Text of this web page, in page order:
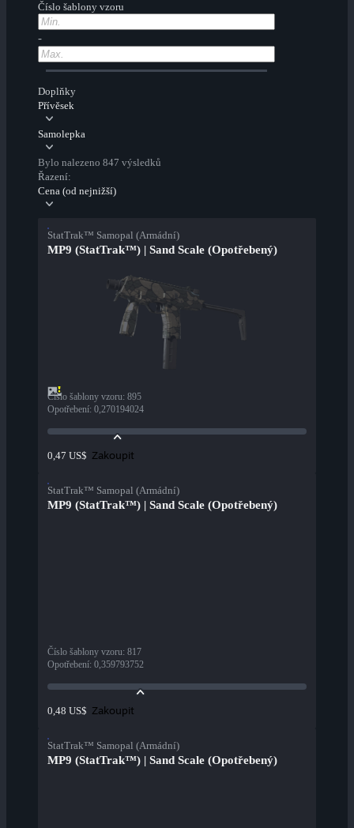
Číslo šablony vzoru
-
Doplňky
Přívěsek
Samolepka
Bylo nalezeno 847 výsledků
Řazení:
Cena (od nejnižší)
StatTrak™ Samopal (Armádní)
MP9 (StatTrak™) | Sand Scale (Opotřebený)
Číslo šablony vzoru: 895
Opotřebení: 0,270194024
0,47 US$ Zakoupit
StatTrak™ Samopal (Armádní)
MP9 (StatTrak™) | Sand Scale (Opotřebený)
Číslo šablony vzoru: 817
Opotřebení: 0,359793752
0,48 US$ Zakoupit
StatTrak™ Samopal (Armádní)
MP9 (StatTrak™) | Sand Scale (Opotřebený)